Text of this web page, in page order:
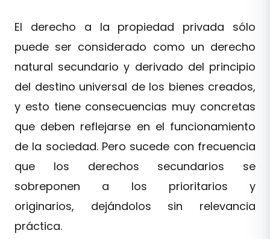
El derecho a la propiedad privada sólo
puede ser considerado como un derecho
natural secundario y derivado del principio
del destino universal de los bienes creados,
y esto tiene consecuencias muy concretas
que deben reflejarse en el funcionamiento
de la sociedad. Pero sucede con frecuencia
que los derechos secundarios se
sobreponen a los prioritarios y
originarios, dejándolos sin relevancia
práctica.